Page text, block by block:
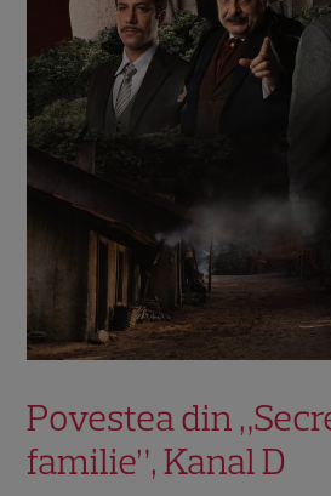
Povestea din
familie”, Kanal D